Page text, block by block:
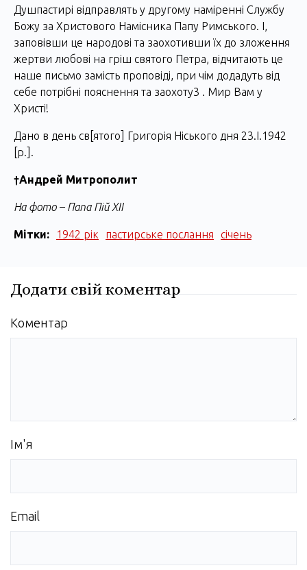
Душпастирі відправлять у другому наміренні Службу
Божу за Христового Намісника Папу Римського. І,
заповівши це народові та заохотивши їх до зложення
жертви любові на гріш святого Петра, відчитають це
наше письмо замість проповіді, при чім додадуть від
себе потрібні пояснення та заохоту3 . Мир Вам у
Христі!
Дано в день св[ятого] Григорія Ніського дня 23.І.1942
[р.].
†Андрей Митрополит
На фото – Папа Пій ХІІ
Мітки: 1942 рік пастирське послання січень
Додати свій коментар
Коментар
Ім'я
Email